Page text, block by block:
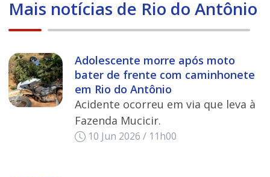
Mais notícias de Rio do Antônio
Adolescente morre após moto
bater de frente com caminhonete
em Rio do Antônio
Acidente ocorreu em via que leva à
Fazenda Mucicir.
10 Jun 2026 / 11h00